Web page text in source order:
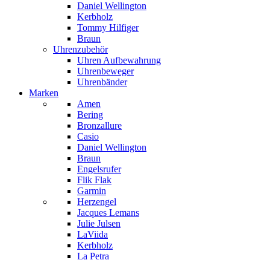
Daniel Wellington
Kerbholz
Tommy Hilfiger
Braun
Uhrenzubehör
Uhren Aufbewahrung
Uhrenbeweger
Uhrenbänder
Marken
Amen
Bering
Bronzallure
Casio
Daniel Wellington
Braun
Engelsrufer
Flik Flak
Garmin
Herzengel
Jacques Lemans
Julie Julsen
LaViida
Kerbholz
La Petra